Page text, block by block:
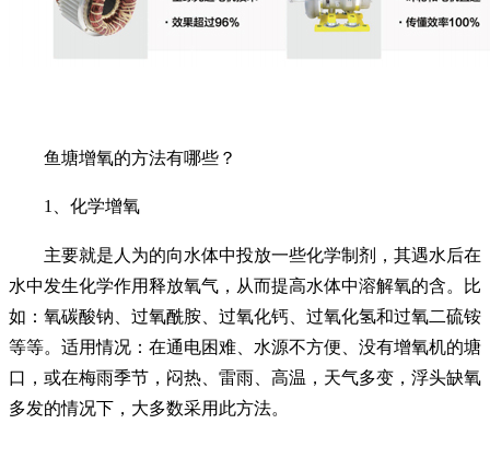
鱼塘增氧的方法有哪些？
1、化学增氧
主要就是人为的向水体中投放一些化学制剂，其遇水后在
水中发生化学作用释放氧气，从而提高水体中溶解氧的含。比
如：氧碳酸钠、过氧酰胺、过氧化钙、过氧化氢和过氧二硫铵
等等。适用情况：在通电困难、水源不方便、没有增氧机的塘
口，或在梅雨季节，闷热、雷雨、高温，天气多变，浮头缺氧
多发的情况下，大多数采用此方法。